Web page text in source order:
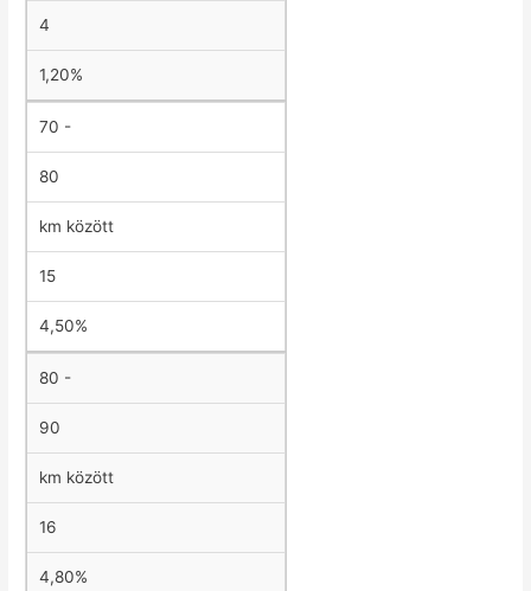
4
1,20%
70 -
80
km között
15
4,50%
80 -
90
km között
16
4,80%